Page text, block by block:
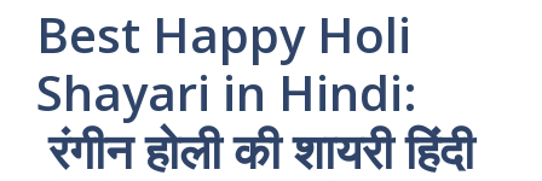
Best Happy Holi
Shayari in Hindi:
रंगीन होली की शायरी हिंदी